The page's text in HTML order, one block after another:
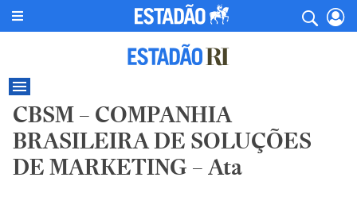
CBSM – COMPANHIA
BRASILEIRA DE SOLUÇÕES
DE MARKETING – Ata